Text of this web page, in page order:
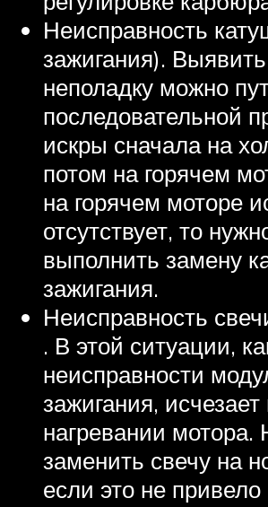
Неисправность
зажигания).
неполадку можно
последовательной
искры сначала на
потом на горячем
на горячем моторе
отсутствует, то
выполнить замену
зажигания.
Неисправность
. В этой ситуации,
неисправности
зажигания,
нагревании мотора.
заменить свечу на
если это не